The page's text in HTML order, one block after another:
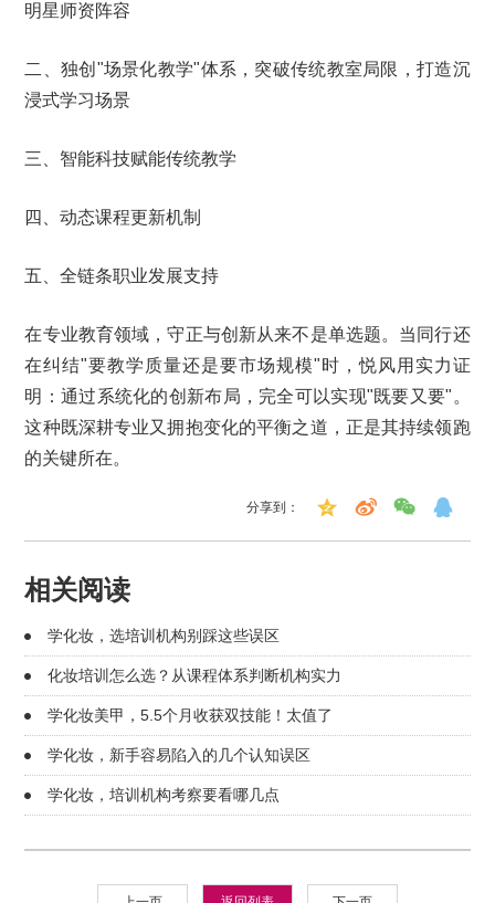
明星师资阵容
二、独创"场景化教学"体系，突破传统教室局限，打造沉
浸式学习场景
三、智能科技赋能传统教学
四、动态课程更新机制
五、全链条职业发展支持
在专业教育领域，守正与创新从来不是单选题。当同行还
在纠结"要教学质量还是要市场规模"时，悦风用实力证
明：通过系统化的创新布局，完全可以实现"既要又要"。
这种既深耕专业又拥抱变化的平衡之道，正是其持续领跑
的关键所在。
分享到：
相关阅读
学化妆，选培训机构别踩这些误区
化妆培训怎么选？从课程体系判断机构实力
学化妆美甲，5.5个月收获双技能！太值了
学化妆，新手容易陷入的几个认知误区
学化妆，培训机构考察要看哪几点